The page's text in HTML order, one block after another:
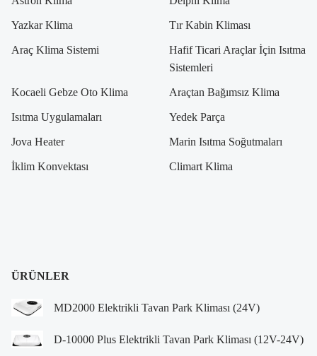
Yazkar Klima Tır Kabin Kliması
Araç Klima Sistemi
Hafif Ticari Araçlar İçin Isıtma
Sistemleri
Kocaeli Gebze Oto Klima Araçtan Bağımsız Klima
Isıtma Uygulamaları Yedek Parça
Jova Heater Marin Isıtma Soğutmaları
İklim Konvektası Climart Klima
ÜRÜNLER
MD2000 Elektrikli Tavan Park Kliması (24V)
D-10000 Plus Elektrikli Tavan Park Kliması (12V-24V)